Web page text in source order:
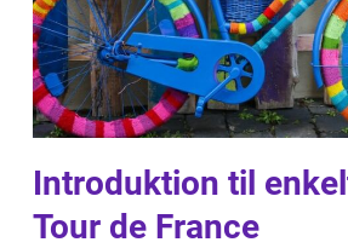
Introduktion til
Tour de France